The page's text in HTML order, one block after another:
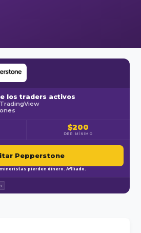
los traders activos
$200
DEP. MÍNIMO
Pepperstone
pierden dinero. Afiliado.